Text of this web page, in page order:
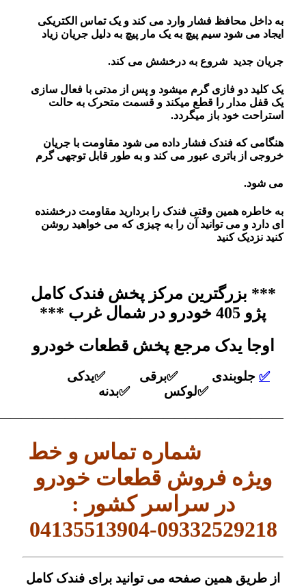
به داخل محافظ فشار وارد می کند و یک تماس الکتریکی
ایجاد می شود سیم پیچ به یک مار پیچ به دلیل جریان زیاد
جریان جدید شروع به درخشش می کند.
یک کلید دو فازی گرم میشود و پس از مدتی با فعال سازی
یک قفل مدار را قطع میکند و قسمت متحرک به حالت
استراحت خود باز میگردد.
هنگامی که فندک فشار داده می شود مقاومت با جریان
خروجی از باتری عبور می کند و به طور قابل توجهی گرم
می شود.
به خاطره همین وقتی فندک را بردارید مقاومت درخشنده
ای دارد و می توانید آن را به چیزی که می خواهید روشن
کنید نزدیک کنید
*** بزرگترین مرکز پخش فندک کامل
پژو 405 خودرو در شمال غرب ***
اوجا یدک مرجع پخش قطعات خودرو
✅ جلوبندی ✅برقی ✅یدکی
✅لوکس ✅بدنه
شماره تماس و خط
ویژه فروش قطعات خودرو
در سراسر کشور :
09332529218-04135513904
از طریق همین صفحه می توانید برای فندک کامل